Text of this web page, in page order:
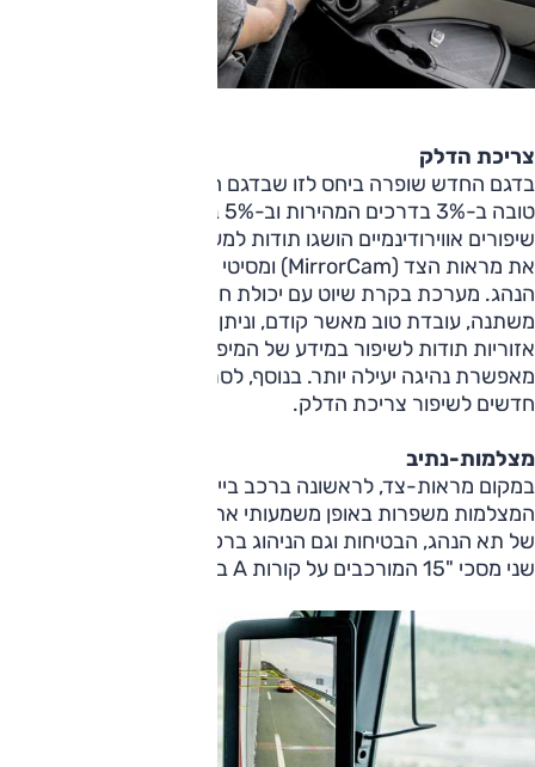
צריכת הדלק
בדגם החדש שופרה ביחס לזו שבדגם הפורש. צריכת הדלק
טובה ב-3% בדרכים המהירות וב-5% בדרכים אזוריות/משניות.
שיפורים אווירודינמיים הושגו תודות למערכת המצלמות המחליפה
את מראות הצד (MirrorCam) ומסיטי רוח חדשים בצידי תא
הנהג. מערכת בקרת שיוט עם יכולת חיזוי משופרת לתוואי דרך
משתנה, עובדת טוב מאשר קודם, וניתן להשתמש בה גם בדרכים
אזוריות תודות לשיפור במידע של המיפוי בתוכנת הניווט, והיא
מאפשרת נהיגה יעילה יותר. בנוסף, לסרן האחורי יחסי העברה
חדשים לשיפור צריכת הדלק.
מצלמות-נתיב
במקום מראות-צד, לראשונה ברכב בייצור סדיר. לפי מרצדס
המצלמות משפרות באופן משמעותי את היכולת האווירודינמית
של תא הנהג, הבטיחות וגם הניהוג ברכב. התצוגה היא באמצעות
שני מסכי "15 המורכבים על קורות A בתוך תא הנהג.